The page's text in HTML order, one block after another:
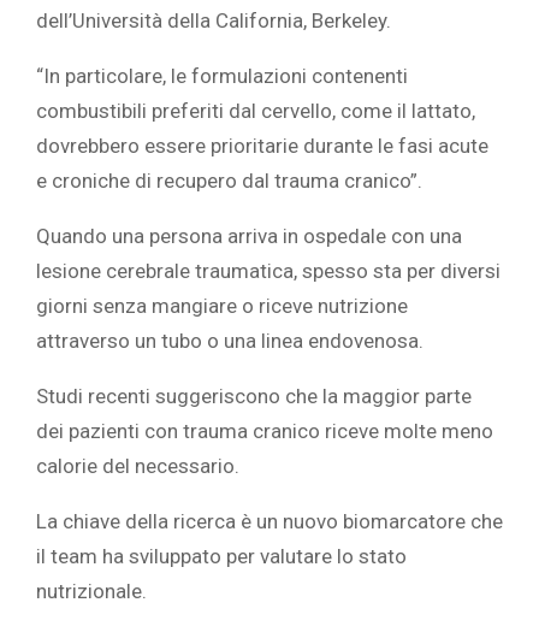
dell’Università della California, Berkeley.
“In particolare, le formulazioni contenenti
combustibili preferiti dal cervello, come il lattato,
dovrebbero essere prioritarie durante le fasi acute
e croniche di recupero dal trauma cranico”.
Quando una persona arriva in ospedale con una
lesione cerebrale traumatica, spesso sta per diversi
giorni senza mangiare o riceve nutrizione
attraverso un tubo o una linea endovenosa.
Studi recenti suggeriscono che la maggior parte
dei pazienti con trauma cranico riceve molte meno
calorie del necessario.
La chiave della ricerca è un nuovo biomarcatore che
il team ha sviluppato per valutare lo stato
nutrizionale.